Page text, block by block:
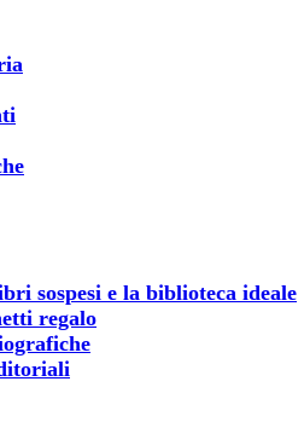
sospesi e la biblioteca ideale
regalo